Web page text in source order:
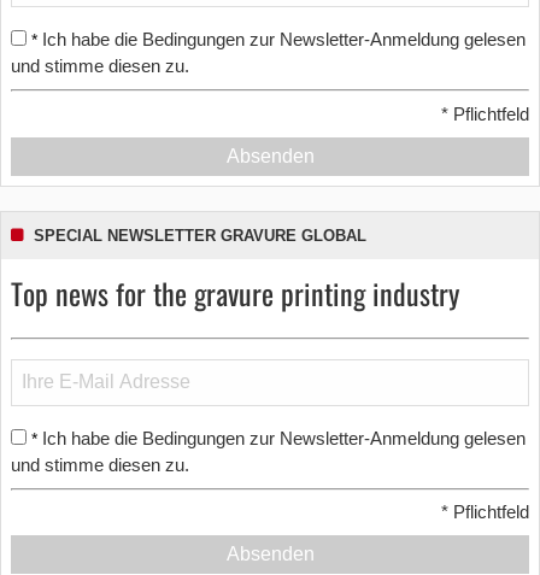
* Ich habe die Bedingungen zur Newsletter-Anmeldung gelesen
und stimme diesen zu.
* Pflichtfeld
Absenden
SPECIAL NEWSLETTER GRAVURE GLOBAL
Top news for the gravure printing industry
* Ich habe die Bedingungen zur Newsletter-Anmeldung gelesen
und stimme diesen zu.
* Pflichtfeld
Absenden